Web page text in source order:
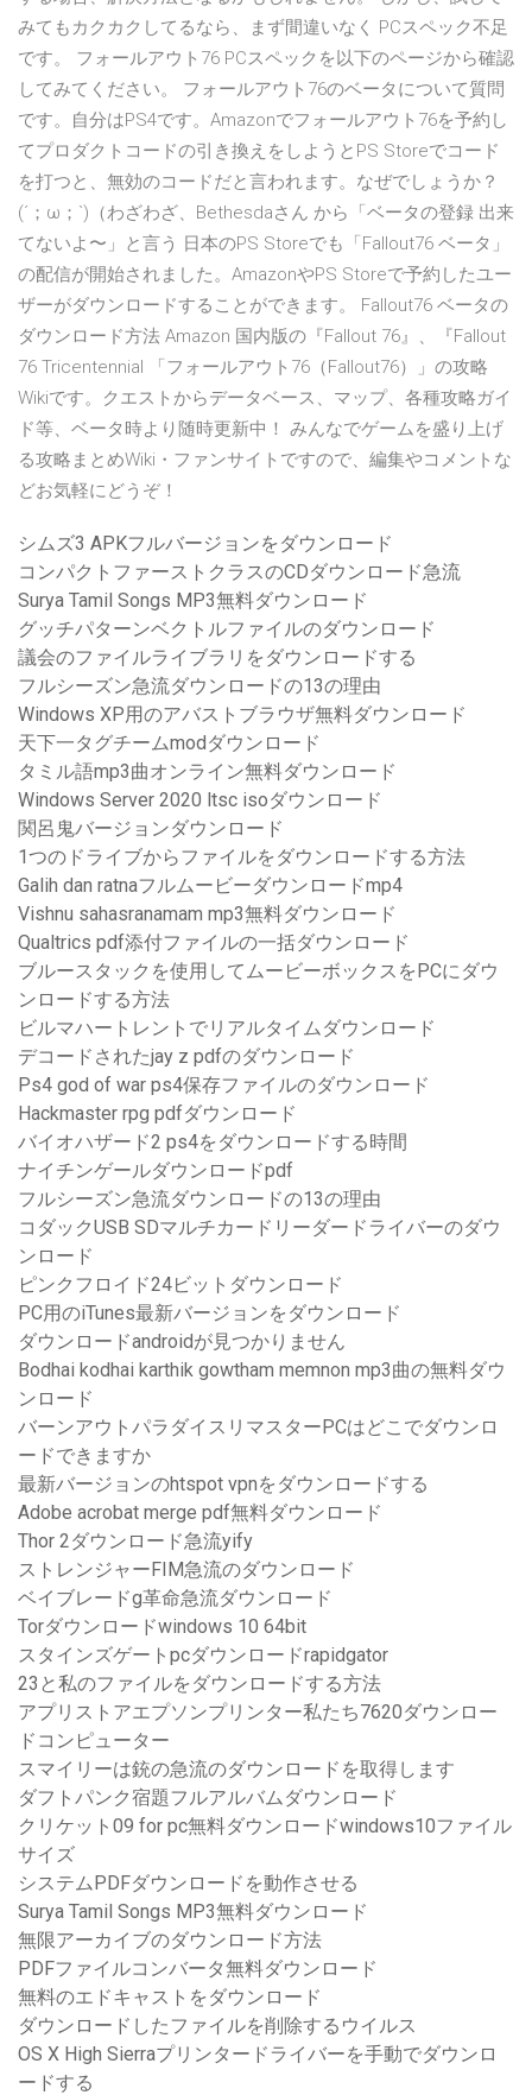
みてもカクカクしてるなら、まず間違いなく PCスペック不足
です。 フォールアウト76 PCスペックを以下のページから確認
してみてください。 フォールアウト76のベータについて質問
です。自分はPS4です。Amazonでフォールアウト76を予約し
てプロダクトコードの引き換えをしようとPS Storeでコード
を打つと、無効のコードだと言われます。なぜでしょうか？
(´；ω；`)（わざわざ、Bethesdaさん から「ベータの登録 出来
てないよ〜」と言う 日本のPS Storeでも「Fallout76 ベータ」
の配信が開始されました。AmazonやPS Storeで予約したユー
ザーがダウンロードすることができます。 Fallout76 ベータの
ダウンロード方法 Amazon 国内版の『Fallout 76』、『Fallout
76 Tricentennial 「フォールアウト76（Fallout76）」の攻略
Wikiです。クエストからデータベース、マップ、各種攻略ガイ
ド等、ベータ時より随時更新中！ みんなでゲームを盛り上げ
る攻略まとめWiki・ファンサイトですので、編集やコメントな
どお気軽にどうぞ！
シムズ3 APKフルバージョンをダウンロード
コンパクトファーストクラスのCDダウンロード急流
Surya Tamil Songs MP3無料ダウンロード
グッチパターンベクトルファイルのダウンロード
議会のファイルライブラリをダウンロードする
フルシーズン急流ダウンロードの13の理由
Windows XP用のアバストブラウザ無料ダウンロード
天下一タグチームmodダウンロード
タミル語mp3曲オンライン無料ダウンロード
Windows Server 2020 ltsc isoダウンロード
関呂鬼バージョンダウンロード
1つのドライブからファイルをダウンロードする方法
Galih dan ratnaフルムービーダウンロードmp4
Vishnu sahasranamam mp3無料ダウンロード
Qualtrics pdf添付ファイルの一括ダウンロード
ブルースタックを使用してムービーボックスをPCにダウ
ンロードする方法
ビルマハートレントでリアルタイムダウンロード
デコードされたjay z pdfのダウンロード
Ps4 god of war ps4保存ファイルのダウンロード
Hackmaster rpg pdfダウンロード
バイオハザード2 ps4をダウンロードする時間
ナイチンゲールダウンロードpdf
フルシーズン急流ダウンロードの13の理由
コダックUSB SDマルチカードリーダードライバーのダウ
ンロード
ピンクフロイド24ビットダウンロード
PC用のiTunes最新バージョンをダウンロード
ダウンロードandroidが見つかりません
Bodhai kodhai karthik gowtham memnon mp3曲の無料ダウ
ンロード
バーンアウトパラダイスリマスターPCはどこでダウンロ
ードできますか
最新バージョンのhtspot vpnをダウンロードする
Adobe acrobat merge pdf無料ダウンロード
Thor 2ダウンロード急流yify
ストレンジャーFIM急流のダウンロード
ベイブレードg革命急流ダウンロード
Torダウンロードwindows 10 64bit
スタインズゲートpcダウンロードrapidgator
23と私のファイルをダウンロードする方法
アプリストアエプソンプリンター私たち7620ダウンロー
ドコンピューター
スマイリーは銃の急流のダウンロードを取得します
ダフトパンク宿題フルアルバムダウンロード
クリケット09 for pc無料ダウンロードwindows10ファイル
サイズ
システムPDFダウンロードを動作させる
Surya Tamil Songs MP3無料ダウンロード
無限アーカイブのダウンロード方法
PDFファイルコンバータ無料ダウンロード
無料のエドキャストをダウンロード
ダウンロードしたファイルを削除するウイルス
OS X High Sierraプリンタードライバーを手動でダウンロ
ードする